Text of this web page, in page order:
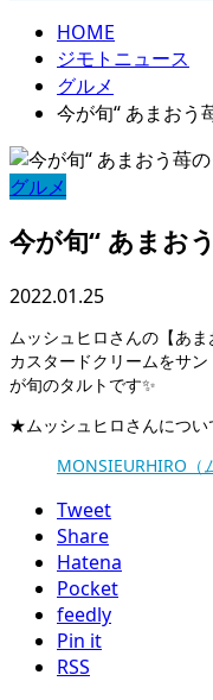
HOME
ジモトニュース
グルメ
今が旬“ あまおう
グルメ
今が旬“ あまお
2022.01.25
ムッシュヒロさんの【あ
カスタードクリームをサ
が旬のタルトです✨
★ムッシュヒロさんにつ
MONSIEURHIRO（
Tweet
Share
Hatena
Pocket
feedly
Pin it
RSS